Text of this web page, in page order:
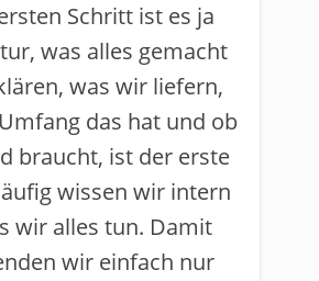
Schritt ist es ja
was alles gemacht
was wir liefern,
das hat und ob
braucht, ist der erste
wissen wir intern
wir alles tun. Damit
wir einfach nur